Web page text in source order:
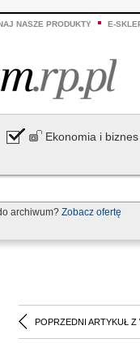
NASZE PRODUKTY E-
Ekonomia i biznes
archiwum? Zobacz ofertę
POPRZEDNI ARTYKUŁ Z